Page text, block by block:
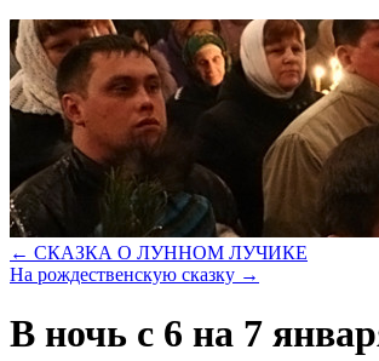
← СКАЗКА О ЛУННОМ ЛУЧИКЕ
На рождественскую сказку →
В ночь с 6 на 7